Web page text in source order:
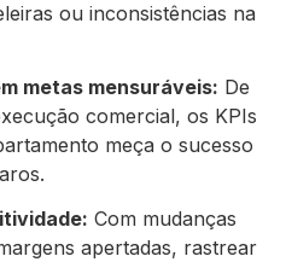
ou inconsistências na
metas mensuráveis: De
comercial, os KPIs
meça o sucesso
Com mudanças
apertadas, rastrear